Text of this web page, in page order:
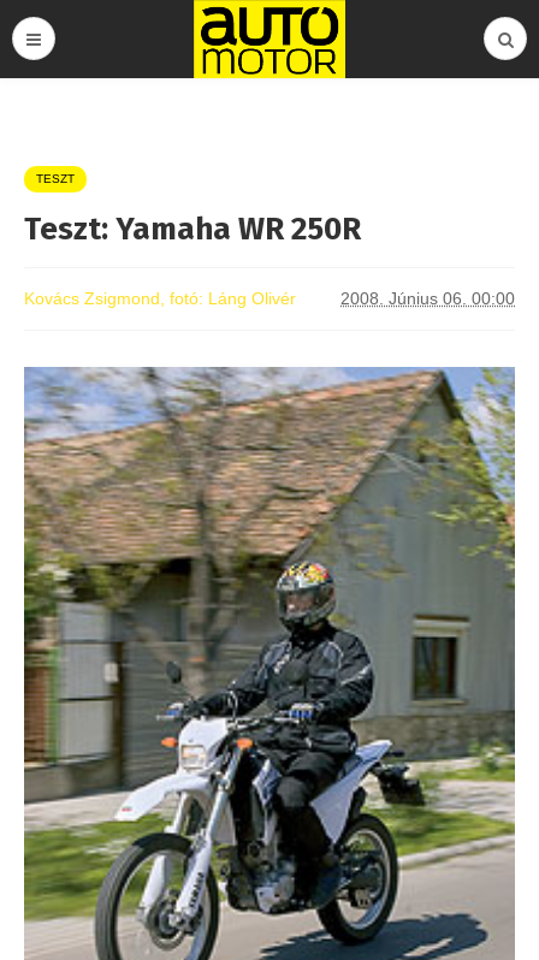
TESZT
Teszt: Yamaha WR 250R
Kovács Zsigmond, fotó: Láng Olivér 2008. Június 06. 00:00